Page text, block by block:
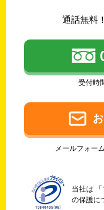
通話無料
受付時
メールフォー
当社は
の保護に